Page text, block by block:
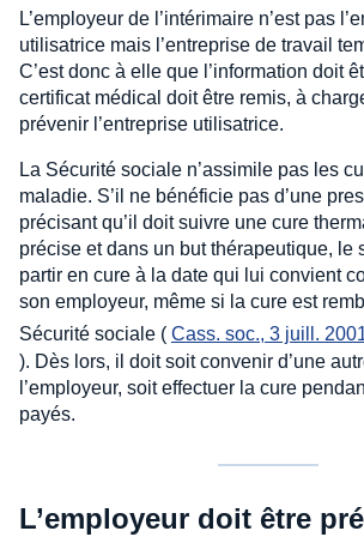
L’employeur de l’intérimaire n’est pas
utilisatrice mais l’entreprise de travail
C’est donc à elle que l’information doit
certificat médical doit être remis, à
prévenir l’entreprise utilisatrice.
La Sécurité sociale n’assimile pas les
maladie. S’il ne bénéficie pas d’une
précisant qu’il doit suivre une cure
précise et dans un but thérapeutique, le
partir en cure à la date qui lui convient
son employeur, même si la cure est
Sécurité sociale ( Cass. soc., 3 juill.
). Dès lors, il doit soit convenir d’une
l’employeur, soit effectuer la cure
payés.
L’employeur doit être